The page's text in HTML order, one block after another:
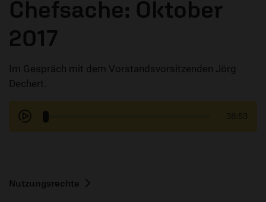
Chefsache: Oktober
2017
Im Gespräch mit dem Vorstandsvorsitzenden Jörg
Dechert.
38:53
Nutzungsrechte